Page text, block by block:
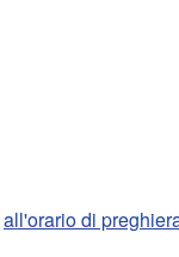
all'orario di